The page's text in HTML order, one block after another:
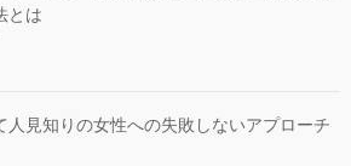
とは
人見知りの女性への失敗しないアプローチ